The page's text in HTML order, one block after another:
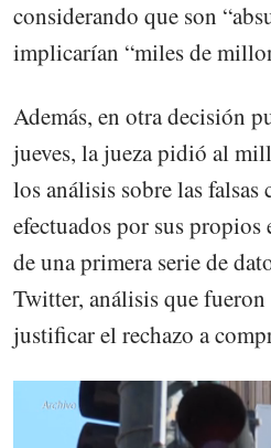
considerando que son
implicarían “miles de
Además, en otra decisión
jueves, la jueza pidió al
los análisis sobre las falsas
efectuados por sus propios
de una primera serie de
Twitter, análisis que
justificar el rechazo a